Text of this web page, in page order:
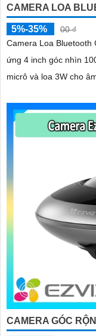
CAMERA LOA
5%-35%
00 ₫
Camera Loa Bluetooth
ứng 4 inch góc nhìn
CAMERA GÓC